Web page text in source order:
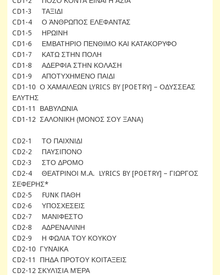
CD1-3 ΤΑΞΙΔΙ
CD1-4 Ο ΆΝΘΡΩΠΟΣ ΕΛΕΦΑΝΤΑΣ
CD1-5 ΗΡΩΙΝΗ
CD1-6 ΕΜΒΑΤΗΡΙΟ ΠΕΝΘΙΜΟ ΚΑΙ ΚΑΤΑΚΟΡΥΦΟ
CD1-7 ΚΑΤΩ ΣΤΗΝ ΠΟΛΗ
CD1-8 ΑΔΕΡΦΙΑ ΣΤΗΝ ΚΟΛΑΣΗ
CD1-9 ΑΠΟΤΥΧΗΜΕΝΟ ΠΑΙΔΙ
CD1-10 Ο ΧΑΜΑΙΛΕΩΝ LYRICS BY [POETRY] – ΟΔΥΣΣΕΑΣ
ΕΛΥΤΗΣ
CD1-11 ΒΑΒΥΛΩΝΙΑ
CD1-12 ΣΑΛΟΝΙΚΗ (ΜΟΝΟΣ ΣΟΥ ΞΑΝΑ)
CD2-1 ΤΟ ΠΑΙΧΝΙΔΙ
CD2-2 ΠΑΥΣΙΠΟΝΟ
CD2-3 ΣΤΟ ΔΡΟΜΟ
CD2-4 ΘΕΑΤΡΙΝΟΙ Μ.Α. LYRICS BY [POETRY] – ΓΙΩΡΓΟΣ
ΣΕΦΕΡΗΣ*
CD2-5 FUNK ΠΑΘΗ
CD2-6 ΥΠΟΣΧΕΣΕΙΣ
CD2-7 ΜΑΝΙΦΕΣΤΟ
CD2-8 ΑΔΡΕΝΑΛΙΝΗ
CD2-9 Η ΦΩΛΙΑ ΤΟΥ ΚΟΥΚΟΥ
CD2-10 ΓΥΝΑΙΚΑ
CD2-11 ΠΗΔΑ ΠΡΟΤΟΥ ΚΟΙΤΑΞΕΙΣ
CD2-12 ΣΚΥΛΊΣΙΑ ΜΈΡΑ